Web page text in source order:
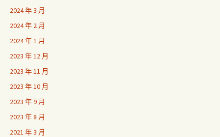
2024 年 3 月
2024 年 2 月
2024 年 1 月
2023 年 12 月
2023 年 11 月
2023 年 10 月
2023 年 9 月
2023 年 8 月
2021 年 3 月